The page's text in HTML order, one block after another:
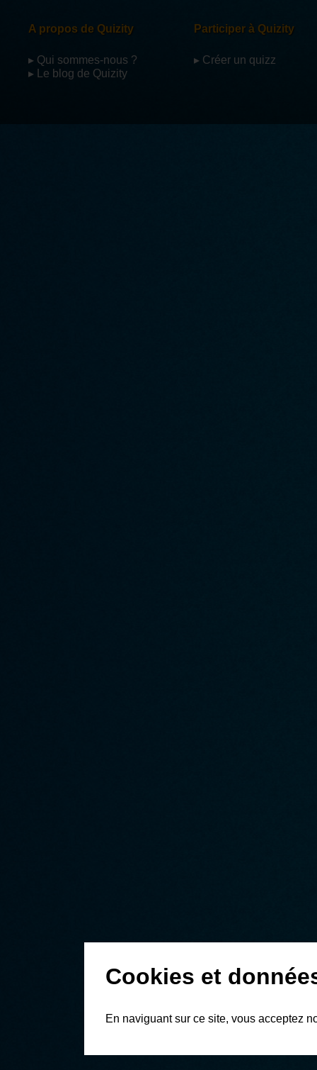
A propos de Quizity
▸ Qui sommes-nous ?
▸ Le blog de Quizity
Participer à Quizity
▸ Créer un quizz
Cookies et
En naviguant sur ce site, vous acceptez